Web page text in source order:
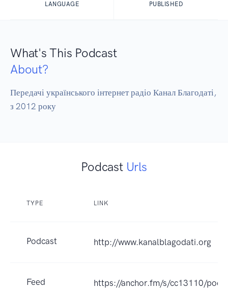
LANGUAGE PUBLISHED
What's This Podcast
About?
Передачі українського інтернет радіо Канал Благодаті,
з 2012 року
Podcast Urls
TYPE LINK
Podcast http://www.kanalblagodati.org
Feed https://anchor.fm/s/cc13110/